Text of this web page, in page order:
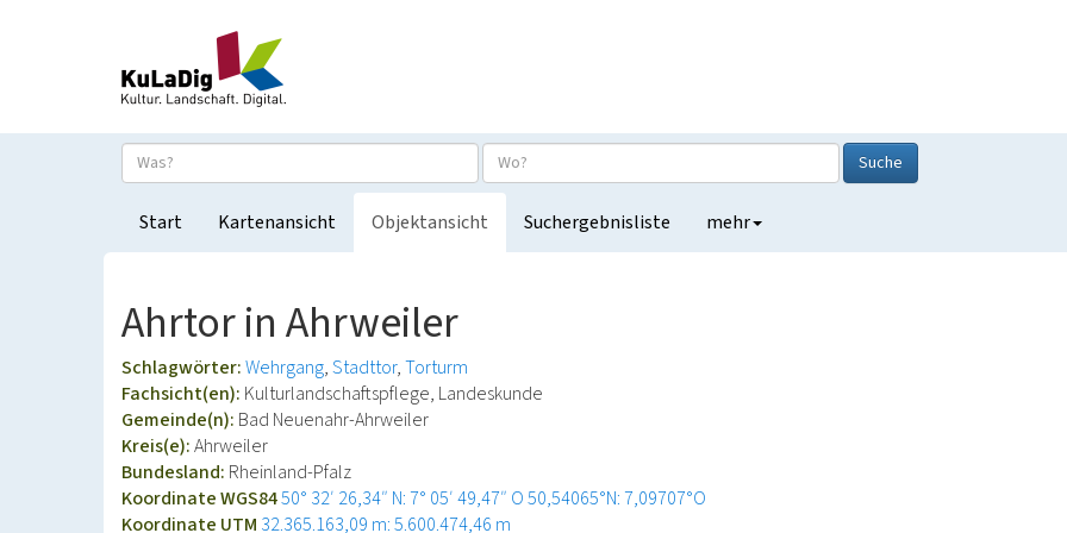
Suche
Start Kartenansicht Objektansicht Suchergebnisliste mehr
Ahrtor in Ahrweiler
Schlagwörter:Wehrgang Stadttor Torturm
Fachsicht(en): Kulturlandschaftspflege, Landeskunde
Gemeinde(n): Bad Neuenahr-Ahrweiler
Kreis(e):Ahrweiler
Bundesland: Rheinland-Pfalz
Koordinate WGS8450° 32′ 26,34″ N: 7° 05′ 49,47″ O50,54065°N: 7,09707°O
Koordinate UTM 32.365.163,09 m: 5.600.474,46 m